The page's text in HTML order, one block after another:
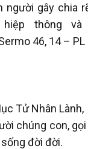
người gây chia
thông
46, 14 – PL
Tử Nhân Lành,
chúng con,
đời đời.